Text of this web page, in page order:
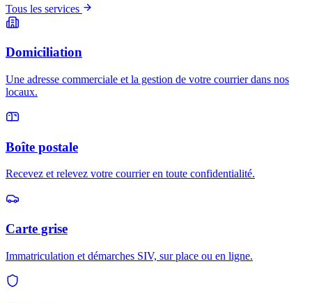
Tous les services
Domiciliation
Une adresse commerciale et la gestion de votre courrier dans nos
locaux.
Boîte postale
Recevez et relevez votre courrier en toute confidentialité.
Carte grise
Immatriculation et démarches SIV, sur place ou en ligne.